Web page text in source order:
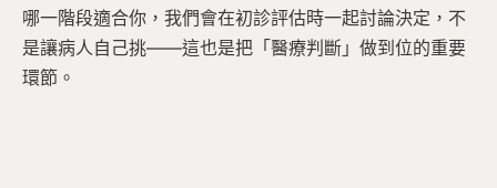
哪一階段適合你，我們會在初診評估時一起討論決定，不
是讓病人自己挑——這也是把「醫療判斷」做到位的重要
環節。